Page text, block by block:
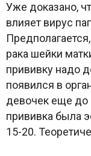
Уже доказано,
влияет вирус
рака шейки
прививку надо
появился в
девочек еще до
прививка была
15-20.